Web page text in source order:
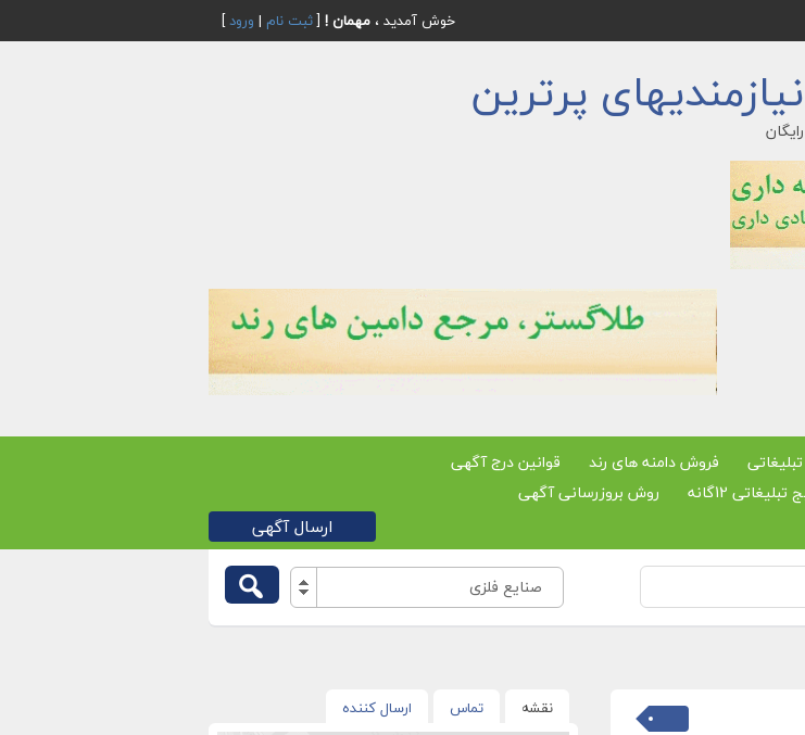
خوش آمدید ، مهمان ! [ثبت نام | ورود]
پرترین
فروش دامنه های رند
قوانین درج آگهی
12گانه روش بروزرسانی آگهی
ارسال آگهی
صنایع فلزی
نقشه تماس ارسال کننده